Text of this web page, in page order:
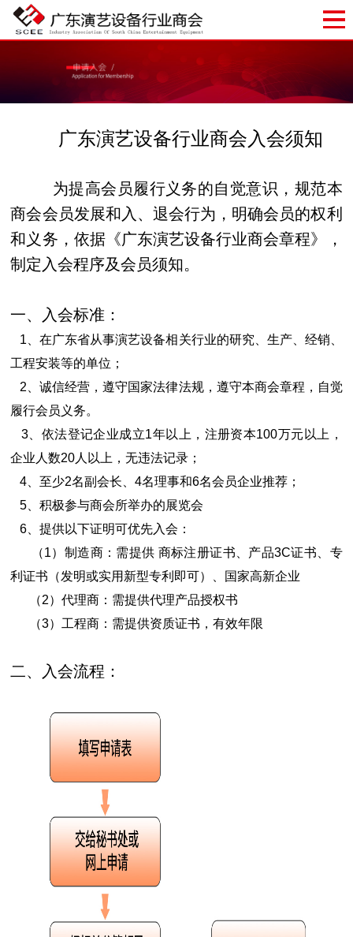
广东演艺设备行业商会入会须知
为提高会员履行义务的自觉意识，规范本
商会会员发展和入、退会行为，明确会员的权利
和义务，依据《广东演艺设备行业商会章程》，
制定入会程序及会员须知。
一、入会标准：
1、在广东省从事演艺设备相关行业的研究、生产、经销、
工程安装等的单位；
2、诚信经营，遵守国家法律法规，遵守本商会章程，自觉
履行会员义务。
3、依法登记企业成立1年以上，注册资本100万元以上，
企业人数20人以上，无违法记录；
4、至少2名副会长、4名理事和6名会员企业推荐；
5、积极参与商会所举办的展览会
6、提供以下证明可优先入会：
（1）制造商：需提供 商标注册证书、产品3C证书、专
利证书（发明或实用新型专利即可）、国家高新企业
（2）代理商：需提供代理产品授权书
（3）工程商：需提供资质证书，有效年限
二、入会流程：